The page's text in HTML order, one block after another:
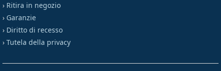
› Ritira in negozio
› Garanzie
› Diritto di recesso
› Tutela della privacy